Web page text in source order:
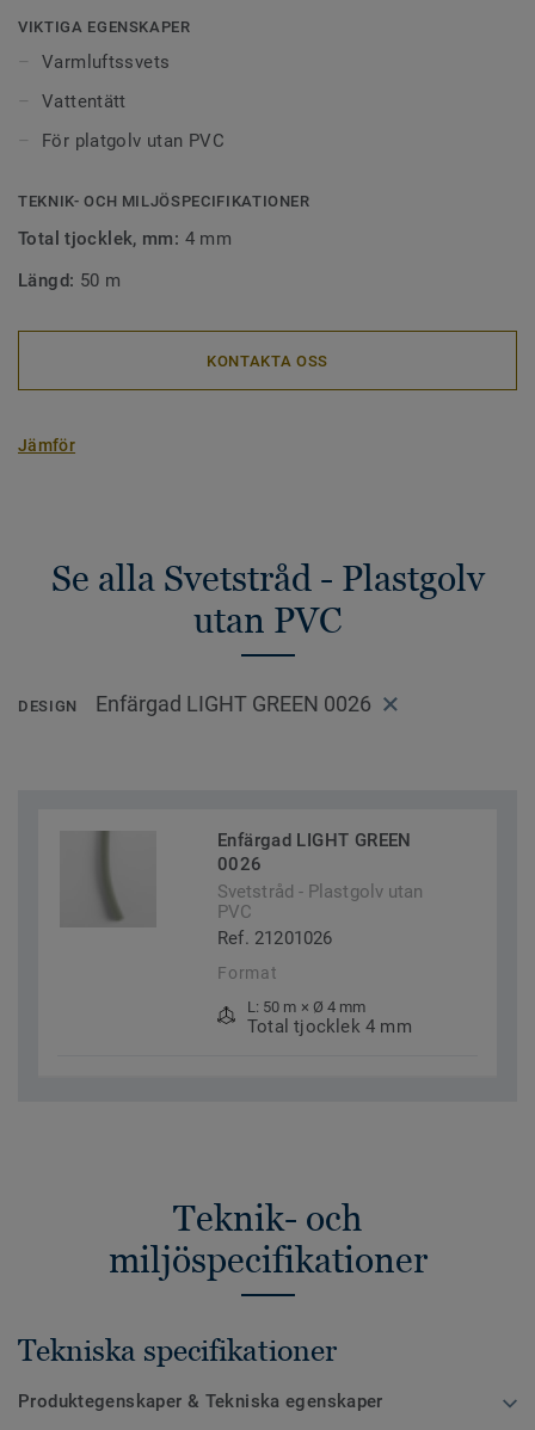
offentliga miljöer för en perfekt finish.
Ytor som är sammanfogade med svetstråd är lätta att hålla
rena eftersom smuts inte fastnar i skarvarna mellan
golven.
VIKTIGA EGENSKAPER
Varmluftssvets
Vattentätt
För platgolv utan PVC
TEKNIK- OCH MILJÖSPECIFIKATIONER
Total tjocklek, mm: 4 mm
Längd: 50 m
KONTAKTA OSS
Jämför
Se alla Svetstråd - Plastgolv
utan PVC
DESIGN Enfärgad LIGHT GREEN 0026
Enfärgad LIGHT GREEN
0026
Svetstråd - Plastgolv utan
PVC
Ref. 21201026
Format
L: 50 m × Ø 4 mm
Total tjocklek 4 mm
Teknik- och
miljöspecifikationer
Tekniska specifikationer
Produktegenskaper & Tekniska egenskaper